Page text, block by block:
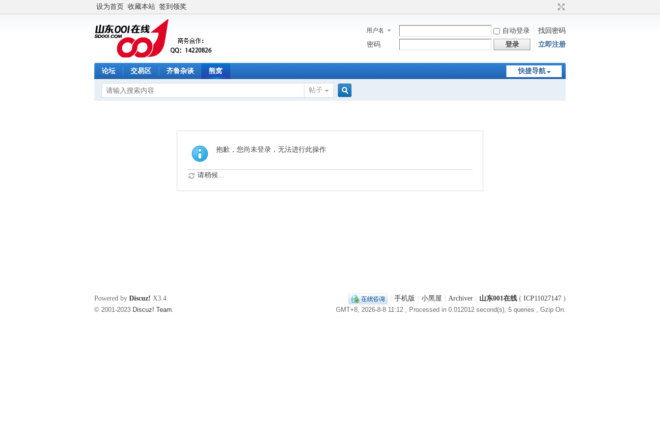
设为首页 收藏本站 签到领奖
用户名 自动登录
找回密码
密码
登录 立即注册
快捷导航
论坛 交易区 齐鲁杂谈 熊窝
帖子
抱歉，您尚未登录，无法进行此操作
请稍候...
手机版 小黑屋 Archiver 山东001在线 ( ICP11027147 )
GMT+8, 2026-8-8 11:12 , Processed in 0.012012 second(s), 5 queries , Gzip On.
Powered by Discuz! X3.4
© 2001-2023 Discuz! Team.